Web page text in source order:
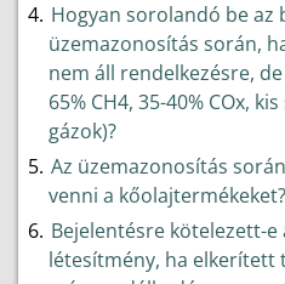
Hogyan sorolandó be az
üzemazonosítás során,
nem áll rendelkezésre,
65% CH4, 35-40% COx,
gázok)?
Az üzemazonosítás
venni a kőolajtermékeket?
Bejelentésre kötelezett-e
létesítmény, ha elkerített